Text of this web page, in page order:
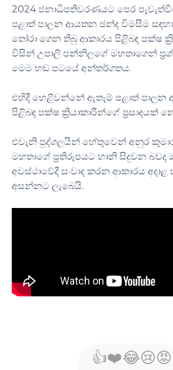
2024 ජනාධිපතිවරණයට පෙර
පළාත් පාලන ආයතන ඡන්ද විමසීම
තෝරා ගෙන තිබු ආකාරය පිළිබඳ පක්ෂ
විසින් උපාලි පන්නිලගේ මහතාගෙන්
මෙම හඬ පටයේ අන්තර්ගතය.
එහිදී හෙළිවන්නේ ඇතැම් පළාත්
පිළිබඳ පක්ෂ ක්‍රියාකාරීන්ගේ ප්‍රසාදයක්
එවැනි පුද්ගලයින් හේතුවෙන් අනුර
මහතාගේ ප්‍රතිරූපයට හානි සිදුවන බවද
අවස්ථාවේදී සංවාද කරන ආකාරය
අසන්නට ලැබෙයි.
👍❤️😂😢😡